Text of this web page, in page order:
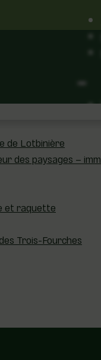
de Lotbinière
des paysages –
et raquette
Trois-Fourches